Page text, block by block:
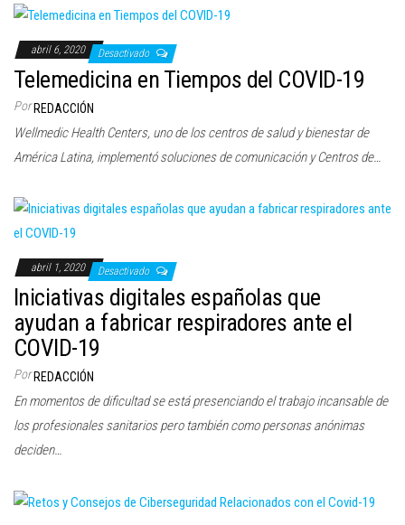
abril 6, 2020 Desactivado
Telemedicina en Tiempos del COVID-19
Por REDACCIÓN
Wellmedic Health Centers, uno de los centros de salud y bienestar de
América Latina, implementó soluciones de comunicación y Centros de…
abril 1, 2020 Desactivado
Iniciativas digitales españolas que
ayudan a fabricar respiradores ante el
COVID-19
Por REDACCIÓN
En momentos de dificultad se está presenciando el trabajo incansable de
los profesionales sanitarios pero también como personas anónimas
deciden…